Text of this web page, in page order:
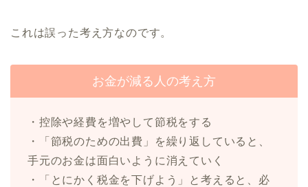
これは誤った考え方なのです。
お金が減る人の考え方
・控除や経費を増やして節税をする
・「節税のための出費」を繰り返していると、
手元のお金は面白いように消えていく
・「とにかく税金を下げよう」と考えると、必